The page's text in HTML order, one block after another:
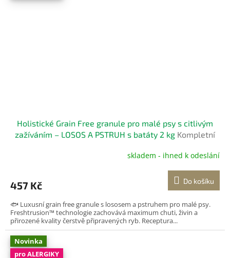
Holistické Grain Free granule pro malé psy s citlivým
zažíváním – LOSOS A PSTRUH s batáty 2 kg Kompletní
skladem - ihned k odeslání
457 Kč Do košíku
🐟 Luxusní grain free granule s lososem a pstruhem pro malé psy.
Freshtrusion™ technologie zachovává maximum chuti, živin a
přirozené kvality čerstvě připravených ryb. Receptura...
Novinka
pro ALERGIKY